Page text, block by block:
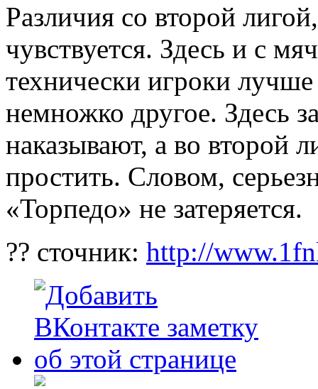
Различия со второй
чувствуется. Здесь и с
технически игроки
немножко другое. Здесь
наказывают, а во второй
простить. Словом,
«Торпедо» не затеряется.
?? сточник: http://